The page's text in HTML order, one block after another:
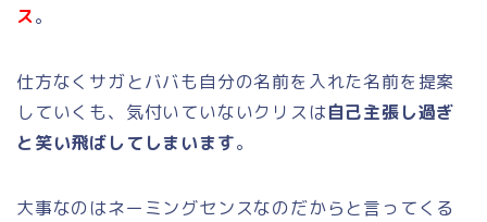
ス。
仕方なくサガとババも自分の名前を入れた名前を提案
していくも、気付いていないクリスは自己主張し過ぎ
と笑い飛ばしてしまいます。
大事なのはネーミングセンスなのだからと言ってくる